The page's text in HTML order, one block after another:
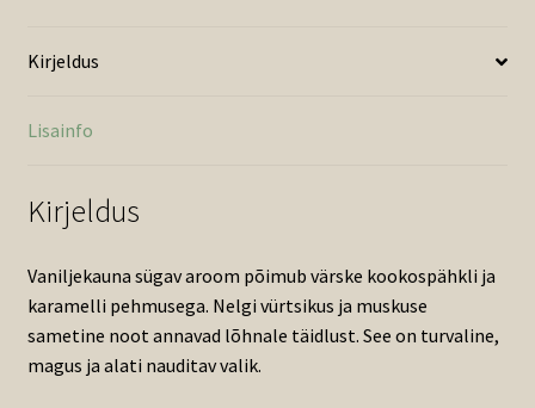
Kirjeldus
Lisainfo
Kirjeldus
Vaniljekauna sügav aroom põimub värske kookospähkli ja
karamelli pehmusega. Nelgi vürtsikus ja muskuse
sametine noot annavad lõhnale täidlust. See on turvaline,
magus ja alati nauditav valik.